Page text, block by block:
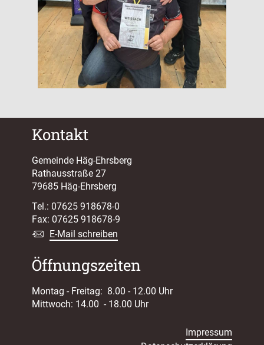
Kontakt
Gemeinde Häg-Ehrsberg
Rathausstraße 27
79685 Häg-Ehrsberg
Tel.: 07625 918678-0
Fax: 07625 918678-9
E-Mail schreiben
Öffnungszeiten
Montag - Freitag: 8.00 - 12.00 Uhr
Mittwoch: 14.00 - 18.00 Uhr
Impressum